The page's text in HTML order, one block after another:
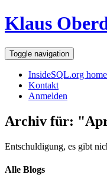
Klaus
Toggle navigation
InsideSQL.org home
Kontakt
Anmelden
Archiv für:
Entschuldigung, es gibt
Alle Blogs